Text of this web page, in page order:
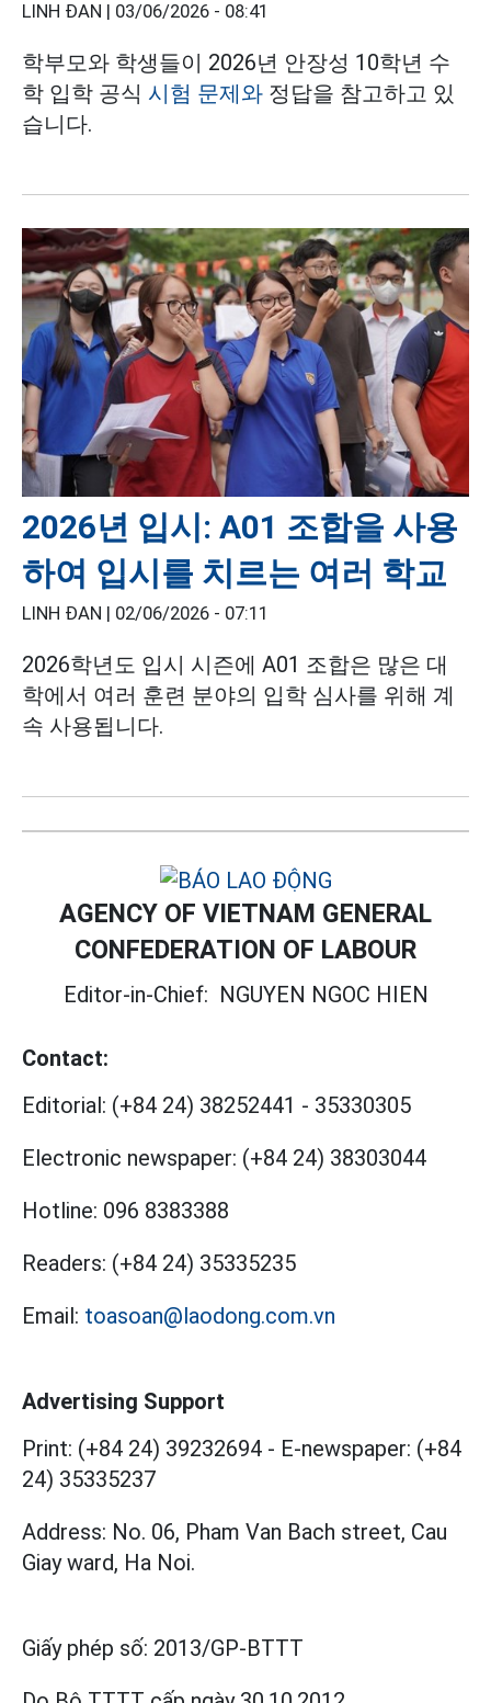
LINH ĐAN | 03/06/2026 - 08:41
학부모와 학생들이 2026년 안장성 10학년 수
학 입학 공식 시험 문제와 정답을 참고하고 있
습니다.
2026년 입시: A01 조합을 사용
하여 입시를 치르는 여러 학교
LINH ĐAN | 02/06/2026 - 07:11
2026학년도 입시 시즌에 A01 조합은 많은 대
학에서 여러 훈련 분야의 입학 심사를 위해 계
속 사용됩니다.
AGENCY OF VIETNAM GENERAL
CONFEDERATION OF LABOUR
Editor-in-Chief: NGUYEN NGOC HIEN
Contact:
Editorial: (+84 24) 38252441 - 35330305
Electronic newspaper: (+84 24) 38303044
Hotline: 096 8383388
Readers: (+84 24) 35335235
Email: toasoan@laodong.com.vn
Advertising Support
Print: (+84 24) 39232694 - E-newspaper: (+84
24) 35335237
Address: No. 06, Pham Van Bach street, Cau
Giay ward, Ha Noi.
Giấy phép số: 2013/GP-BTTT